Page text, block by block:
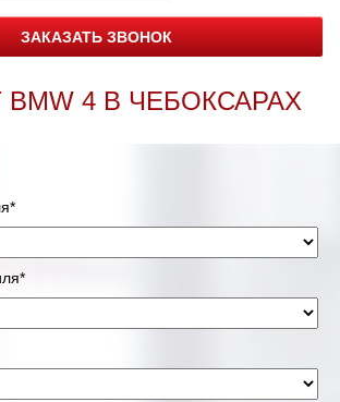
ЗАКАЗАТЬ ЗВОНОК
4 В ЧЕБОКСАРАХ